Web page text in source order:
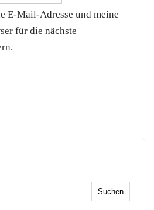
E-Mail-Adresse und meine
für die nächste
Suchen